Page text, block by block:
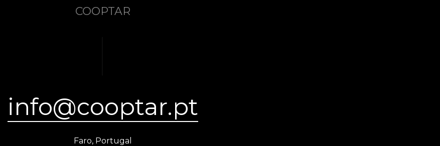
COOPTAR
info@cooptar.pt
Faro, Portugal